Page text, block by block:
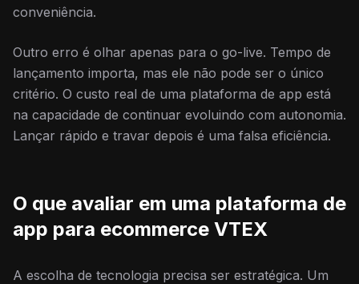
conveniência.
Outro erro é olhar apenas para o go-live. Tempo de
lançamento importa, mas ele não pode ser o único
critério. O custo real de uma plataforma de app está
na capacidade de continuar evoluindo com autonomia.
Lançar rápido e travar depois é uma falsa eficiência.
O que avaliar em uma plataforma de
app para ecommerce VTEX
A escolha de tecnologia precisa ser estratégica. Um